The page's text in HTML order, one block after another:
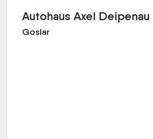
Autohaus Axel Deipenau
Goslar